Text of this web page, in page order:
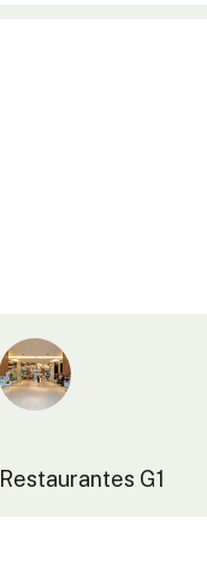
Restaurantes G1